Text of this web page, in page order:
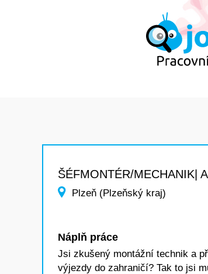
ŠÉFMONTÉR/MECHANIK|
Plzeň (Plzeňský kraj)
Náplň práce
Jsi zkušený montážní technik a
výjezdy do zahraničí? Tak to jsi